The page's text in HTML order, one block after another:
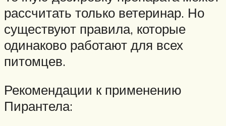
рассчитать только ветеринар. Но
существуют правила, которые
одинаково работают для всех
питомцев.
Рекомендации к применению
Пирантела: